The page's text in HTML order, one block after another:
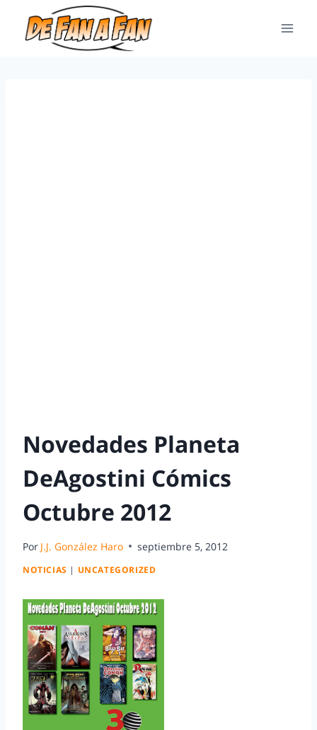
Novedades Planeta
DeAgostini Cómics
Octubre 2012
Por J.J. González Haro septiembre 5, 2012
NOTICIAS | UNCATEGORIZED